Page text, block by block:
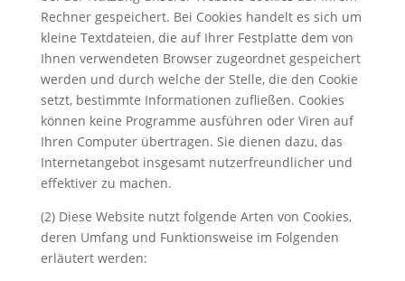
Rechner gespeichert. Bei Cookies handelt es sich um
kleine Textdateien, die auf Ihrer Festplatte dem von
Ihnen verwendeten Browser zugeordnet gespeichert
werden und durch welche der Stelle, die den Cookie
setzt, bestimmte Informationen zufließen. Cookies
können keine Programme ausführen oder Viren auf
Ihren Computer übertragen. Sie dienen dazu, das
Internetangebot insgesamt nutzerfreundlicher und
effektiver zu machen.
(2) Diese Website nutzt folgende Arten von Cookies,
deren Umfang und Funktionsweise im Folgenden
erläutert werden: